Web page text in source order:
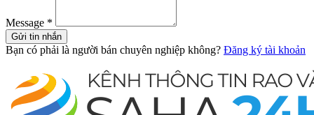
Message *
Gửi tin nhắn
Bạn có phải là người bán chuyên nghiệp không? Đăng ký tài khoản